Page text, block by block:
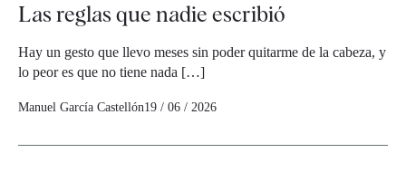
Las reglas que nadie escribió
Hay un gesto que llevo meses sin poder quitarme de la cabeza, y
lo peor es que no tiene nada […]
Manuel García Castellón19 / 06 / 2026